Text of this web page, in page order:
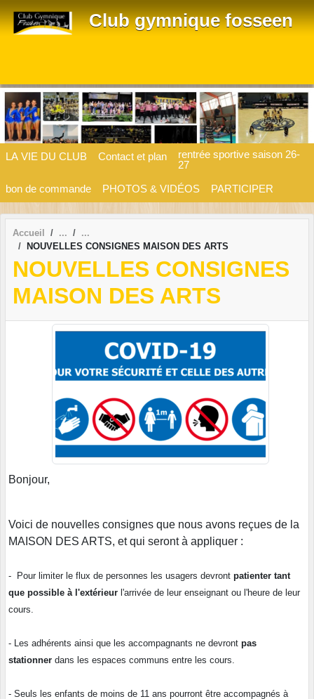
Club gymnique fosseen
LA VIE DU CLUB Contact et plan
rentrée sportive saison 26-
27
bon de commande
PHOTOS & VIDÉOS PARTICIPER
Accueil
NOUVELLES CONSIGNES MAISON DES ARTS
NOUVELLES CONSIGNES
MAISON DES ARTS
Bonjour,
Voici de nouvelles consignes que nous avons reçues de la
MAISON DES ARTS, et qui seront à appliquer :
- Pour limiter le flux de personnes les usagers devront patienter tant
que possible à l'extérieur l'arrivée de leur enseignant ou l'heure de leur
cours.
- Les adhérents ainsi que les accompagnants ne devront pas
stationner dans les espaces communs entre les cours.
- Seuls les enfants de moins de 11 ans pourront être accompagnés à
Panneau de gestion des cookies